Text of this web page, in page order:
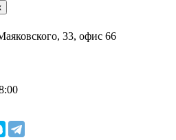
33, офис 66